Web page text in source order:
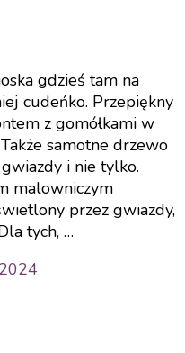
gdzieś tam na
cudeńko. Przepiękny
z gomółkami w
samotne drzewo
gwiazdy i nie tylko.
malowniczym
przez gwiazdy,
tych, …